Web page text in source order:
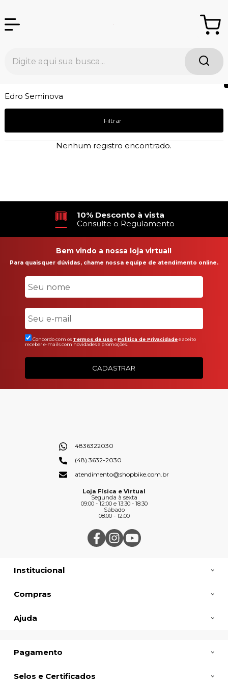
Edro Seminova
Filtrar
Nenhum registro encontrado.
10% Desconto à vista
Consulte o Regulamento
Bem vindo a nossa loja virtual!
Para quaisquer dúvidas, chame nossa equipe de atendimento online.
Concordo com os Termos de uso ePolitica de Privacidadee aceito
receber e-mails com novidades e promoções.
CADASTRAR
Institucional
Compras
Ajuda
4836322030
(48) 3632-2030
atendimento@shopbike.com.br
Loja Física e Virtual
Segunda à sexta
09:00 - 12:00 e 13:30 - 18:30
Sábado
08:00 - 12:00
Pagamento
Selos e Certificados